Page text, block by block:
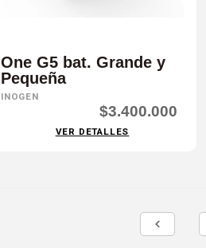
One G5 bat. Grande y
Pequeña
INOGEN
$3.400.000
VER DETALLES